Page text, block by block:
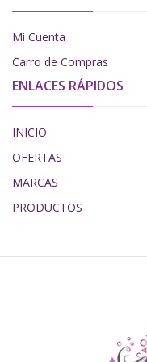
Mi Cuenta
Carro de Compras
ENLACES RÁPIDOS
INICIO
OFERTAS
MARCAS
PRODUCTOS